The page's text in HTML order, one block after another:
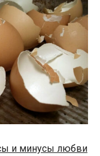
и минусы любви